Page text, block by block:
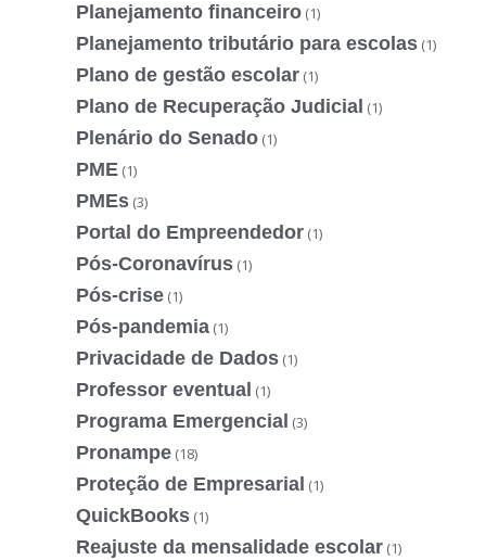
Planejamento financeiro (1)
Planejamento tributário para escolas (1)
Plano de gestão escolar (1)
Plano de Recuperação Judicial (1)
Plenário do Senado (1)
PME (1)
PMEs (3)
Portal do Empreendedor (1)
Pós-Coronavírus (1)
Pós-crise (1)
Pós-pandemia (1)
Privacidade de Dados (1)
Professor eventual (1)
Programa Emergencial (3)
Pronampe (18)
Proteção de Empresarial (1)
QuickBooks (1)
Reajuste da mensalidade escolar (1)